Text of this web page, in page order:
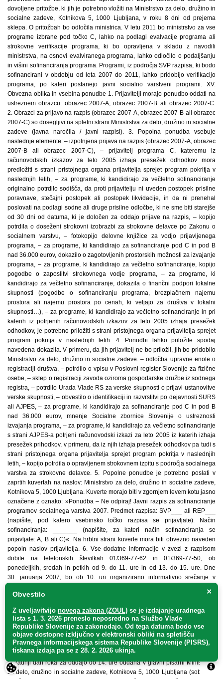
×
Obvestilo
Z uveljavitvijo novega zakona (ZOUL) se je izdajanje uradnega
lista s 1. 3. 2026 preneslo neposredno na Službo Vlade
Republike Slovenije za zakonodajo. Od tega datuma bodo vse
objave dostopne izključno v elektronski obliki na spletišču
Pravnega informacijskega sistema Republike Slovenije (PISRS),
tiskana izdaja pa se z 28. 2. 2026 ukinja.